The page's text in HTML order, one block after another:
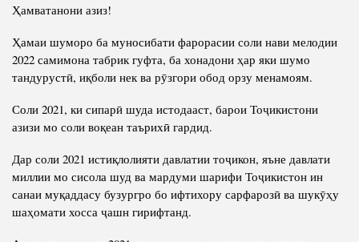
ПРЕЗИДЕНТИ ҶУМҲУРИИ ТОҶИКИСТОН
Ҳамватанони азиз!
Ҳамаи шуморо ба муносибати фарорасии соли нави мелодии
2022 самимона табрик гуфта, ба хонадони ҳар яки шумо
тандурустӣ, иқболи нек ва рӯзгори обод орзу менамоям.
Соли 2021, ки сипарӣ шуда истодааст, барои Тоҷикистони
азизи мо соли воқеан таърихӣ гардид.
Дар соли 2021 истиқлолияти давлатии тоҷикон, яъне давлати
миллии мо сисола шуд ва мардуми шарифи Тоҷикистон ин
санаи муқаддасу бузургро бо ифтихору сарфарозӣ ва шукӯҳу
шаҳомати хосса ҷашн гирифтанд.